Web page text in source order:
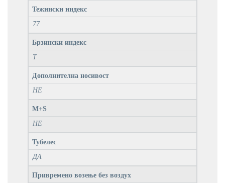
Тежински индекс
77
Брзински индекс
T
Дополнителна носивост
НЕ
M+S
НЕ
Тубелес
ДА
Привремено возење без воздух